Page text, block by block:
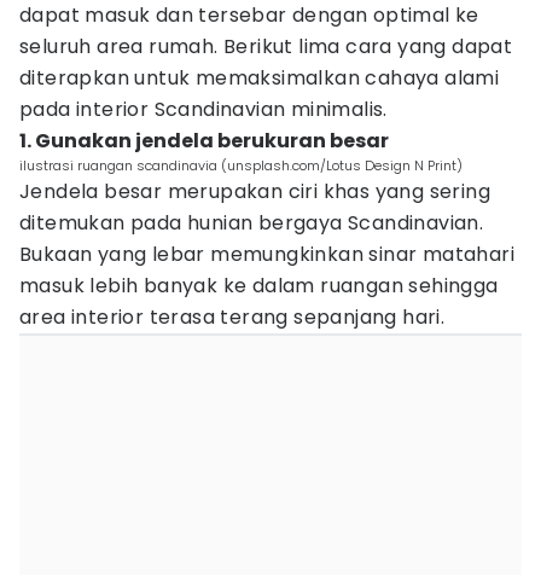
dapat masuk dan tersebar dengan optimal ke
seluruh area rumah. Berikut lima cara yang dapat
diterapkan untuk memaksimalkan cahaya alami
pada interior Scandinavian minimalis.
1. Gunakan jendela berukuran besar
ilustrasi ruangan scandinavia (unsplash.com/Lotus Design N Print)
Jendela besar merupakan ciri khas yang sering
ditemukan pada hunian bergaya Scandinavian.
Bukaan yang lebar memungkinkan sinar matahari
masuk lebih banyak ke dalam ruangan sehingga
area interior terasa terang sepanjang hari.